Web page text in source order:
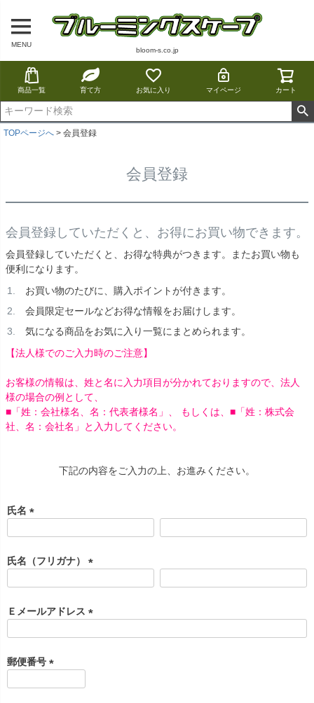
MENU
bloom-s.co.jp
商品一覧 育て方 お気に入り マイページ カート
TOPページへ 会員登録
会員登録
会員登録していただくと、お得にお買い物できます。
会員登録していただくと、お得な特典がつきます。またお買い物も
便利になります。
お買い物のたびに、購入ポイントが付きます。
会員限定セールなどお得な情報をお届けします。
気になる商品をお気に入り一覧にまとめられます。
【法人様でのご入力時のご注意】
お客様の情報は、姓と名に入力項目が分かれておりますので、法人
様の場合の例として、
■「姓：会社様名、名：代表者様名」、 もしくは、■「姓：株式会
社、名：会社名」と入力してください。
下記の内容をご入力の上、お進みください。
氏名
須
)
氏名（フリガナ）
須
)
Ｅメールアドレス
郵便番号